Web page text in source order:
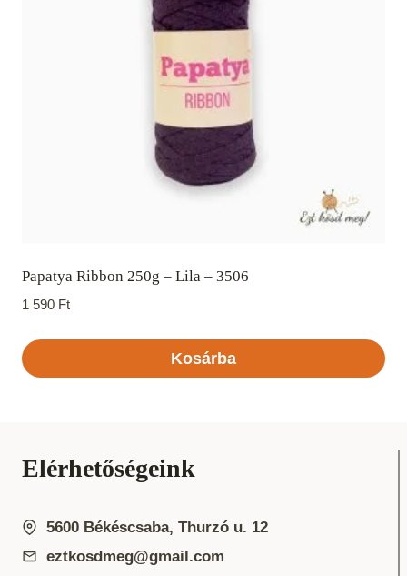
Papatya Ribbon 250g – Lila – 3506
1 590 Ft
Kosárba
Elérhetőségeink
5600 Békéscsaba, Thurzó u. 12
eztkosdmeg@gmail.com